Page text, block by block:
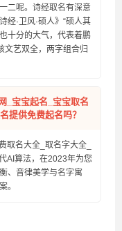
二呢。诗经取名有深意
经·卫风·硕人》“硕人其
十分的大气，代表着鹏
文艺双全，两字组合归
_宝宝起名_宝宝取名
提供免费起名吗？
取名大全_取名字大全_
AI算法，在2023年为您
、音律美学与名字寓
。